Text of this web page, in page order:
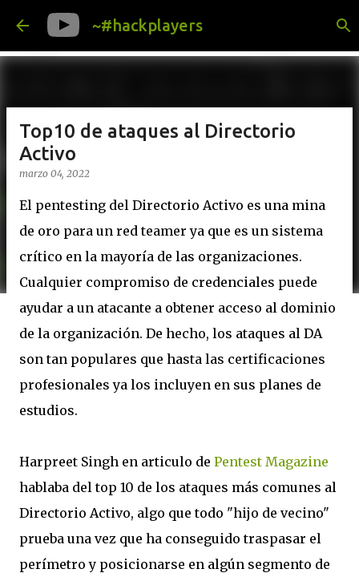
Ir al contenido principal
~#hackplayers
Top10 de ataques al Directorio
Activo
marzo 04, 2022
El pentesting del Directorio Activo es una mina
de oro para un red teamer ya que es un sistema
crítico en la mayoría de las organizaciones.
Cualquier compromiso de credenciales puede
ayudar a un atacante a obtener acceso al dominio
de la organización. De hecho, los ataques al DA
son tan populares que hasta las certificaciones
profesionales ya los incluyen en sus planes de
estudios.
Harpreet Singh en articulo de Pentest Magazine
hablaba del top 10 de los ataques más comunes al
Directorio Activo, algo que todo "hijo de vecino"
prueba una vez que ha conseguido traspasar el
perímetro y posicionarse en algún segmento de